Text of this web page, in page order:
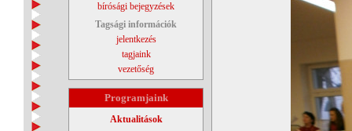
bírósági bejegyzések
Tagsági információk
jelentkezés
tagjaink
vezetőség
Programjaink
Aktualitások